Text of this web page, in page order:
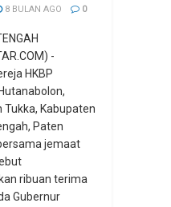
8 BULAN AGO 0
-
HKBP
Tukka, Kabupaten
Paten
jemaat
ribuan terima
Gubernur